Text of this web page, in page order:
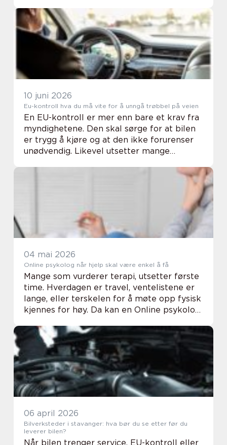
al...
10 juni 2026
Eu-kontroll hva du må vite for å unngå trøbbel på veien
En EU-kontroll er mer enn bare et krav fra
myndighetene. Den skal sørge for at bilen
er trygg å kjøre og at den ikke forurenser
unødvendig. Likevel utsetter mange
på hva som egentlig blir sjekket. Når du...
04 mai 2026
Online psykolog når hjelp skal være enkel å få
Mange som vurderer terapi, utsetter første
time. Hverdagen er travel, ventelistene er
lange, eller terskelen for å møte opp fysisk
kjennes for høy. Da kan en Online psykolog
digitalt, men målet er det samme: ...
06 april 2026
Bilverksteder i stavanger: hva bør du se etter før du
leverer bilen?
Når bilen trenger service, EU-kontroll eller